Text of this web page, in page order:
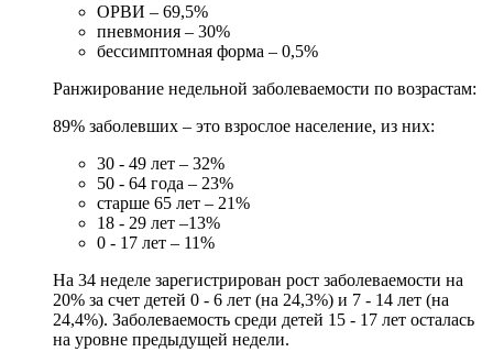
ОРВИ – 69,5%
пневмония – 30%
бессимптомная форма – 0,5%
Ранжирование недельной заболеваемости по возрастам:
89% заболевших – это взрослое население, из них:
30 - 49 лет – 32%
50 - 64 года – 23%
старше 65 лет – 21%
18 - 29 лет –13%
0 - 17 лет – 11%
На 34 неделе зарегистрирован рост заболеваемости на
20% за счет детей 0 - 6 лет (на 24,3%) и 7 - 14 лет (на
24,4%). Заболеваемость среди детей 15 - 17 лет осталась
на уровне предыдущей недели.